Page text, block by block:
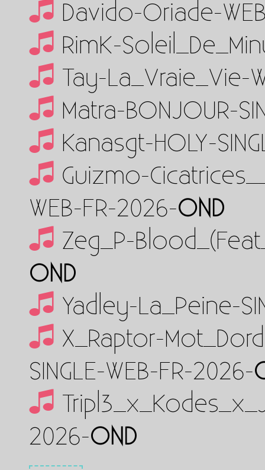
Davido-Oriade-
RimK-
Tay-La_Vraie_Vie-
Matra-BONJOUR-
Kanasgt-HOLY-
Guizmo-
WEB-FR-2026-OND
Zeg_P-
OND
Yadley-La_Peine-
X_Raptor-
SINGLE-WEB-FR-2026-
2026-OND